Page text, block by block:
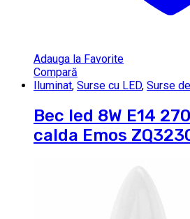
Adauga la Favorite
Compară
Iluminat, Surse cu LED, Surse
Bec led 8W E14
calda Emos